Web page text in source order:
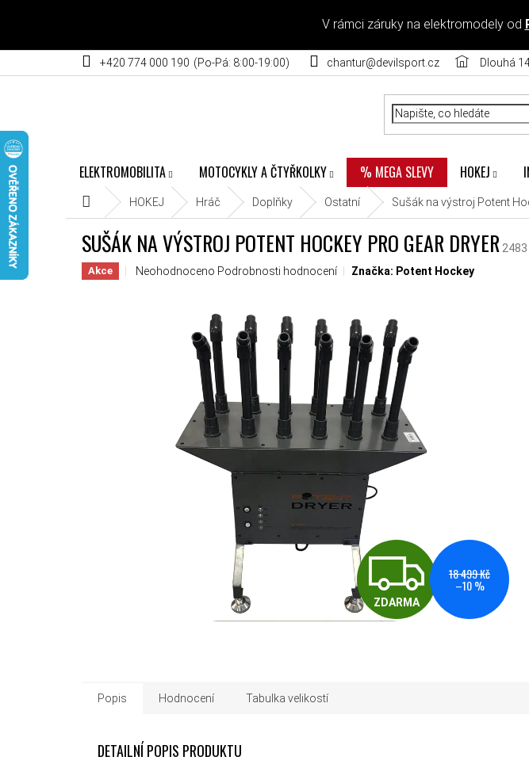
V rámci záruky na elektromodely od
+420 774 000 190 chantur@devilsport.cz Dlouhá
ELEKTROMOBILITA MOTOCYKLY A ČTYŘKOLKY % MEGA SLEVY HOKEJ
Domů HOKEJ Hráč Doplňky Ostatní Sušák na výstroj Potent
SUŠÁK NA VÝSTROJ POTENT HOCKEY PRO GEAR DRYER 2483
Akce Průměrné hodnocení produktu je 0,0 z 5 hvězdiček.
Neohodnoceno Podrobnosti hodnocení Značka: Potent Hockey
ZDARMA
18 499 Kč
–10 %
Popis Hodnocení Tabulka velikostí
DETAILNÍ POPIS PRODUKTU